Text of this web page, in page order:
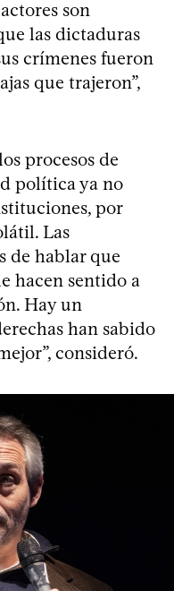
son
las dictaduras
crímenes fueron
que trajeron”,
procesos de
política ya no
por
Las
de hablar que
hacen sentido a
Hay un
han sabido
consideró.